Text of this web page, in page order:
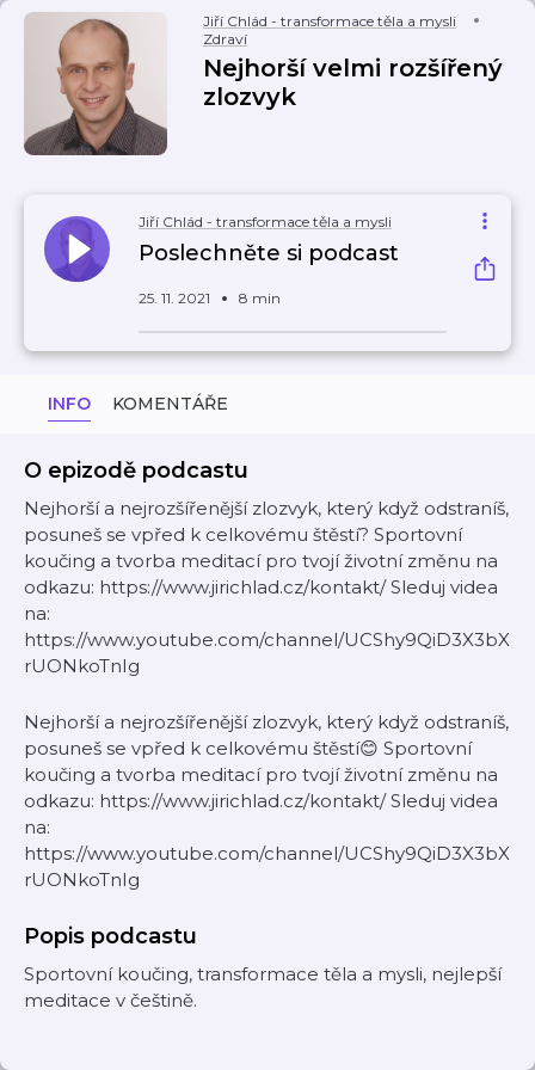
Jiří Chlád - transformace těla a mysli
Zdraví
Nejhorší velmi rozšířený
zlozvyk
Jiří Chlád - transformace těla a mysli
Poslechněte si podcast
25. 11. 2021 8 min
INFO KOMENTÁŘE
O epizodě podcastu
Nejhorší a nejrozšířenější zlozvyk, který když odstraníš,
posuneš se vpřed k celkovému štěstí? Sportovní
koučing a tvorba meditací pro tvojí životní změnu na
odkazu: https://www.jirichlad.cz/kontakt/ Sleduj videa
na:
https://www.youtube.com/channel/UCShy9QiD3X3bX
rUONkoTnIg
Nejhorší a nejrozšířenější zlozvyk, který když odstraníš,
posuneš se vpřed k celkovému štěstí😊 Sportovní
koučing a tvorba meditací pro tvojí životní změnu na
odkazu: https://www.jirichlad.cz/kontakt/ Sleduj videa
na:
https://www.youtube.com/channel/UCShy9QiD3X3bX
rUONkoTnIg
Popis podcastu
Sportovní koučing, transformace těla a mysli, nejlepší
meditace v češtině.